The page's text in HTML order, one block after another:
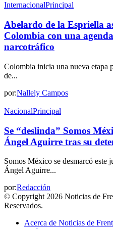
InternacionalPrincipal
Abelardo de la Espriella
Colombia con una
narcotráfico
Colombia inicia una nueva etapa
de...
por:Nallely Campos
NacionalPrincipal
Se “deslinda” Somos
Ángel Aguirre tras su
Somos México se desmarcó este
Ángel Aguirre...
por:Redacción
© Copyright 2026 Noticias de
Reservados.
Acerca de Noticias de